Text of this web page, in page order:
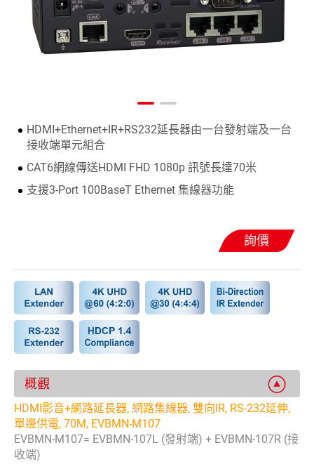
HDMI+Ethernet+IR+RS232延長器由一台發射端及一台
接收端單元組合
CAT6網線傳送HDMI FHD 1080p 訊號長達70米
支援3-Port 100BaseT Ethernet 集線器功能
詢價
概觀
HDMI影音+網路延長器, 網路集線器, 雙向IR, RS-232延伸,
單邊供電, 70M, EVBMN-M107
EVBMN-M107= EVBMN-107L (發射端) + EVBMN-107R (接
收端)